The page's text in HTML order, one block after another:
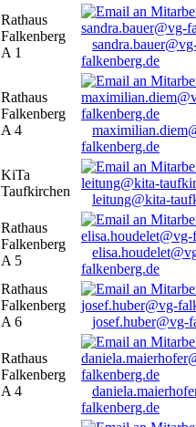
Rathaus
Falkenberg
A 1
falkenberg.de
Rathaus
Falkenberg
A 4
falkenberg.de
KiTa
Taufkirchen
leitung@kita-
Rathaus
Falkenberg
A 5
falkenberg.de
Rathaus
Falkenberg
A 6
josef.huber@vg-
Rathaus
Falkenberg
A 4
falkenberg.de